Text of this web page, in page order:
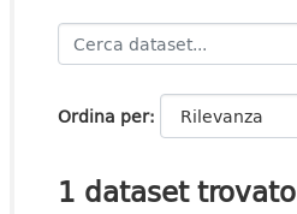
Ordina per
1 dataset trovato